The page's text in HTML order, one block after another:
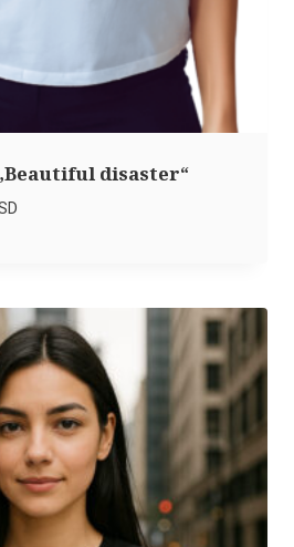
disaster“
Raspon
do
2.200 RSD